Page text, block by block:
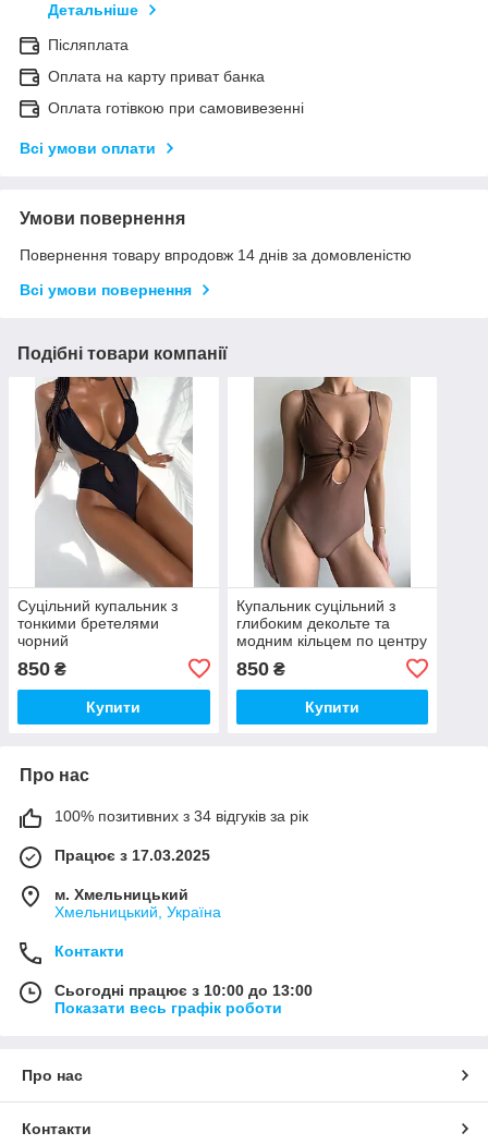
Детальніше
Післяплата
Оплата на карту приват банка
Оплата готівкою при самовивезенні
Всі умови оплати
Умови повернення
Повернення товару впродовж 14 днів за домовленістю
Всі умови повернення
Подібні товари компанії
Суцільний купальник з
тонкими бретелями
чорний
850 ₴
Купити
Купальник суцільний з
глибоким декольте та
модним кільцем по центру
850₴
Купити
Про нас
100% позитивних з 34 відгуків за рік
Працює з 17.03.2025
м. Хмельницький
Хмельницький, Україна
Контакти
Сьогодні працює з 10:00 до 13:00
Показати весь графік роботи
Про нас
Контакти